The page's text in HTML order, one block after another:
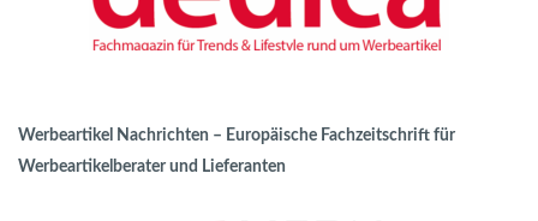
Werbeartikel Nachrichten – Europäische Fachzeitschrift für
Werbeartikelberater und Lieferanten